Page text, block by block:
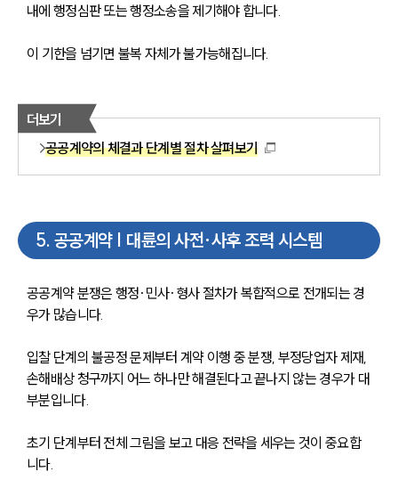
내에 행정심판 또는 행정소송을 제기해야 합니다.
이 기한을 넘기면 불복 자체가 불가능해집니다.
더보기
공공계약의 체결과 단계별 절차 살펴보기
5. 공공계약 | 대륜의 사전·사후 조력 시스템
공공계약 분쟁은 행정·민사·형사 절차가 복합적으로 전개되는 경
우가 많습니다.
입찰 단계의 불공정 문제부터 계약 이행 중 분쟁, 부정당업자 제재,
손해배상 청구까지 어느 하나만 해결된다고 끝나지 않는 경우가 대
부분입니다.
초기 단계부터 전체 그림을 보고 대응 전략을 세우는 것이 중요합
니다.